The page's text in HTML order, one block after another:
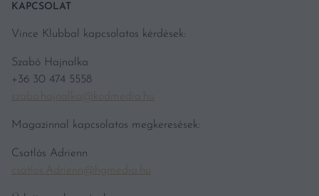
KAPCSOLAT
Vince Klubbal kapcsolatos kérdések:
Szabó Hajnalka
+36 30 474 5558
szabo.hajnalka@kodmedia.hu
Magazinnal kapcsolatos megkeresések:
Csatlós Adrienn
csatlos.Adrienn@hgmedia.hu